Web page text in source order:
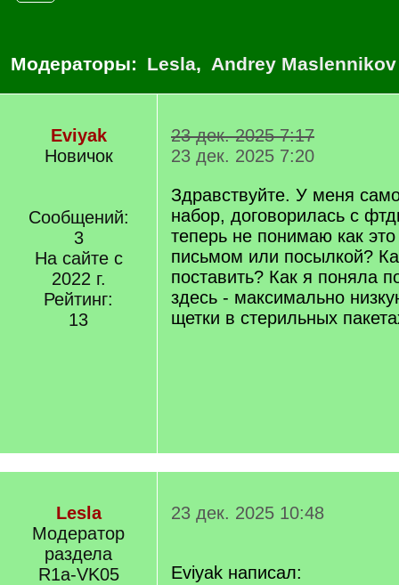
Модераторы: Lesla, Andrey Maslennikov
Eviyak
Новичок
Сообщений:
3
На сайте с
2022 г.
Рейтинг:
13
23 дек. 2025 7:17
23 дек. 2025 7:20
Здравствуйте. У меня
набор, договорилась с
теперь не понимаю как
письмом или посылкой?
поставить? Как я поняла
здесь - максимально
щетки в стерильных
Lesla
Модератор
раздела
R1a-VK05
23 дек. 2025 10:48
Eviyak написал: